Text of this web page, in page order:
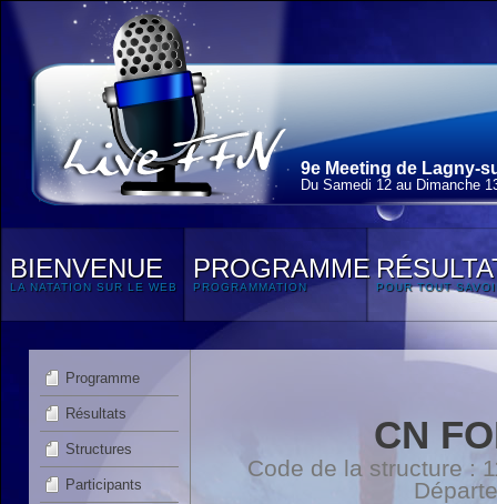
9e Meeting de Lagny-
Du Samedi 12 au Dimanche
BIENVENUE
LA NATATION SUR LE WEB
PROGRAMME
PROGRAMMATION POUR TOUT
Programme
Résultats
Structures
Participants
CN
Code de la structure :